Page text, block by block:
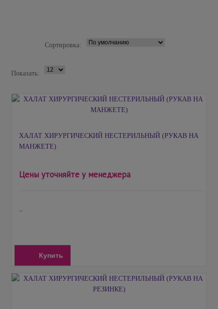
Сортировка:
Показать:
ХАЛАТ ХИРУРГИЧЕСКИЙ НЕСТЕРИЛЬНЫЙ (РУКАВ НА
МАНЖЕТЕ)
Цены уточняйте у менеджера
..
Купить